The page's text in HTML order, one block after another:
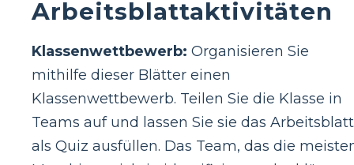
Arbeitsblattaktivitäten
Klassenwettbewerb: Organisieren Sie
mithilfe dieser Blätter einen
Klassenwettbewerb. Teilen Sie die Klasse in
Teams auf und lassen Sie sie das Arbeitsblatt
als Quiz ausfüllen. Das Team, das die